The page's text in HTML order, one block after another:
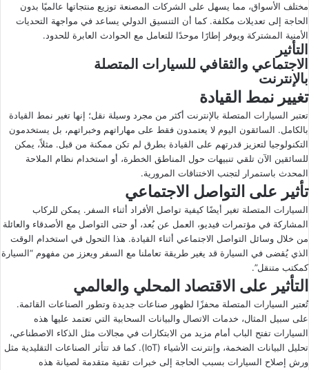
مختلف الأسواق، مما يسهل على الشركات المصنعة توزيع منتجاتها عالميًا بدون
الحاجة إلى تعديلات مكلفة. كما أن التنسيق الدولي يساعد في مواجهة التحديات
الأمنية المشتركة ويوفر إطارًا موحدًا للتعامل مع الحوادث العابرة للحدود.
التأثير
الاجتماعي والثقافي للسيارات المتصلة
بالإنترنت
تغيير نمط القيادة
تعتبر السيارات المتصلة بالإنترنت أكثر من مجرد وسيلة نقل؛ إنها تغير نمط القيادة
بالكامل. السائقون اليوم لا يعتمدون فقط على مهاراتهم وخبراتهم، بل يستخدمون
التكنولوجيا لتعزيز قدرتهم على القيادة بطرق لم تكن ممكنة من قبل. مثلاً، يمكن
للسائقين الآن تلقي تنبيهات حول المناطق الخطرة، أو استخدام نظام الملاحة
المحدث باستمرار لتجنب الاختناقات المرورية.
تأثير على التواصل الاجتماعي
السيارات المتصلة تغير أيضًا كيفية تواصل الأفراد أثناء السفر. يمكن للركاب
المشاركة في مؤتمرات فيديو، العمل عن بُعد، أو حتى التواصل مع الأصدقاء والعائلة
من خلال وسائل التواصل الاجتماعي أثناء القيادة. هذا التحول في استخدام الوقت
الذي يُقضى في السيارة قد يغير طريقة تعاملنا مع السفر ويعزز من مفهوم “السيارة
كمكتب متنقل”.
التأثير على الاقتصاد المحلي والعالمي
تُعتبر السيارات المتصلة محفزًا لظهور صناعات جديدة وتطور الصناعات القائمة.
على سبيل المثال، خدمات الاتصال والبيانات السحابية التي تعتمد عليها هذه
السيارات تفتح الباب أمام مزيد من الابتكارات في مجالات مثل الذكاء الاصطناعي،
تحليل البيانات الضخمة، وإنترنت الأشياء (IoT). كما قد تتأثر الصناعات التقليدية مثل
ورش إصلاح السيارات بسبب الحاجة إلى خبرات تقنية متقدمة لصيانة هذه